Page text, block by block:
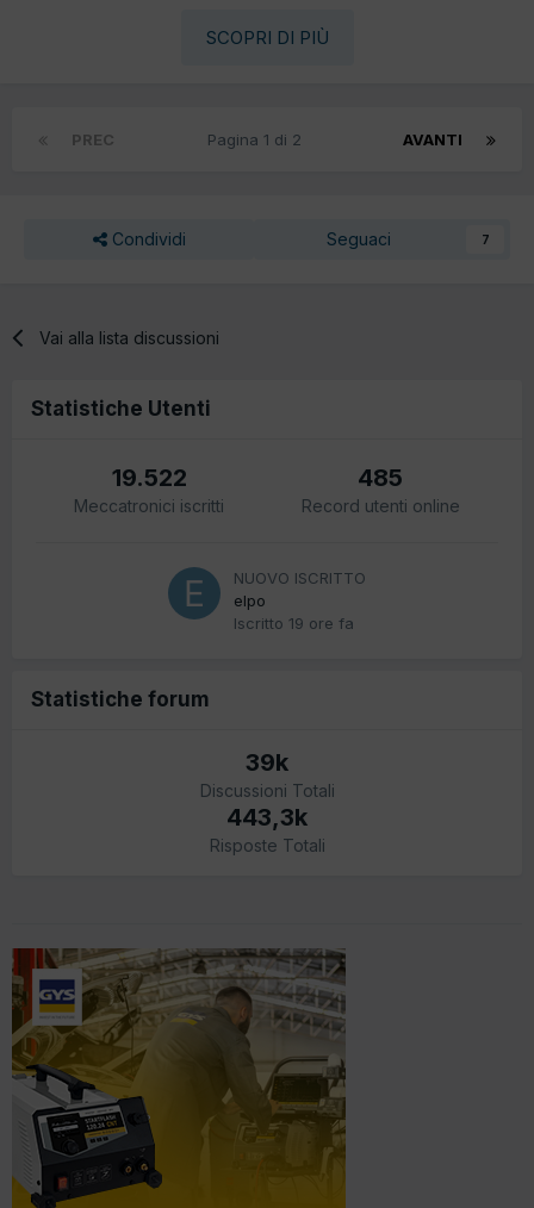
SCOPRI DI PIÙ
PREC AVANTI
Pagina 1 di 2
Condividi Seguaci 7
Vai alla lista discussioni
Statistiche Utenti
19.522
Meccatronici iscritti
485
Record utenti online
NUOVO ISCRITTO
elpo
Iscritto 19 ore fa
Statistiche forum
39k
Discussioni Totali
443,3k
Risposte Totali